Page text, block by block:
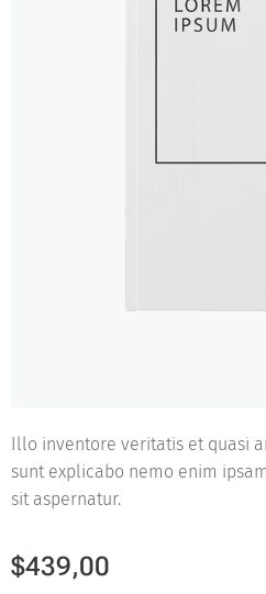
Illo inventore veritatis et quasi
sunt explicabo nemo enim
sit aspernatur.
$439,00